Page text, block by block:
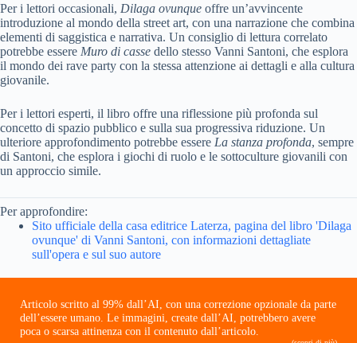
Per i lettori occasionali, Dilaga ovunque offre un’avvincente
introduzione al mondo della street art, con una narrazione che combina
elementi di saggistica e narrativa. Un consiglio di lettura correlato
potrebbe essere Muro di casse dello stesso Vanni Santoni, che esplora
il mondo dei rave party con la stessa attenzione ai dettagli e alla cultura
giovanile.
Per i lettori esperti, il libro offre una riflessione più profonda sul
concetto di spazio pubblico e sulla sua progressiva riduzione. Un
ulteriore approfondimento potrebbe essere La stanza profonda, sempre
di Santoni, che esplora i giochi di ruolo e le sottoculture giovanili con
un approccio simile.
Per approfondire:
Sito ufficiale della casa editrice Laterza, pagina del libro 'Dilaga
ovunque' di Vanni Santoni, con informazioni dettagliate
sull'opera e sul suo autore
Articolo scritto al 99% dall’AI, con una correzione opzionale da parte
dell’essere umano. Le immagini, create dall’AI, potrebbero avere
poca o scarsa attinenza con il contenuto dall’articolo.